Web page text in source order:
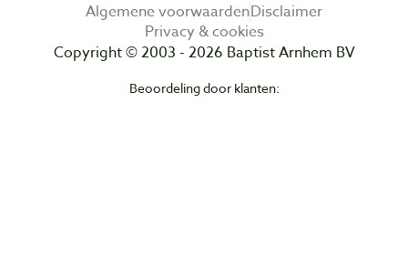
Algemene voorwaardenDisclaimer
Privacy & cookies
Copyright © 2003 - 2026 Baptist Arnhem BV
Beoordeling door klanten: